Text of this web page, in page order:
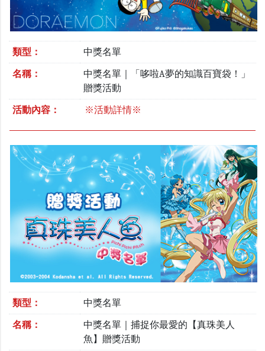
類型： 中獎名單
名稱：
中獎名單｜「哆啦A夢的知識百寶袋！」
贈獎活動
活動內容： ※活動詳情※
類型： 中獎名單
名稱：
中獎名單｜捕捉你最愛的【真珠美人
魚】贈獎活動